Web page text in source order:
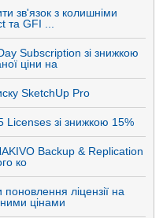
та GFI ...
ціни на
SketchUp Pro
Licenses зі знижкою 15%
ко
цінами